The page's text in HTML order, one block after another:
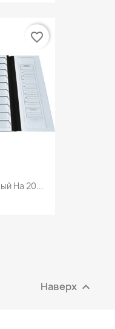
На 20...
favorite_border
Наверх 